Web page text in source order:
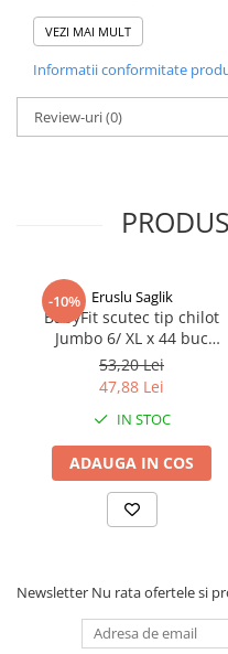
Forma anatomica a
indiferent cat de activi sunt
la fixarea mai usoara a
scurgerile nedorite.
.
MOD DE
pentru copii de 7-14kg
VEZI MAI MULT
Informatii conformitate
Review-uri(0)
-10% Eruslu Saglik
BabyFit scutec tip chilot
Jumbo 6/ XL x 44 buc
Zephyr Labs
53,20 Lei
47,88 Lei
IN STOC
ADAUGA IN COS
Newsletter Nu rata ofertele si